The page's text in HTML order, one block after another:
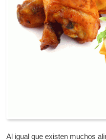
Al igual que existen muchos